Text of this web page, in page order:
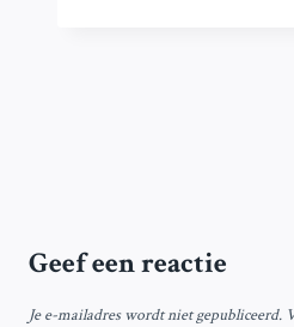
Geef een reactie
Je e-mailadres wordt niet gepubliceerd.